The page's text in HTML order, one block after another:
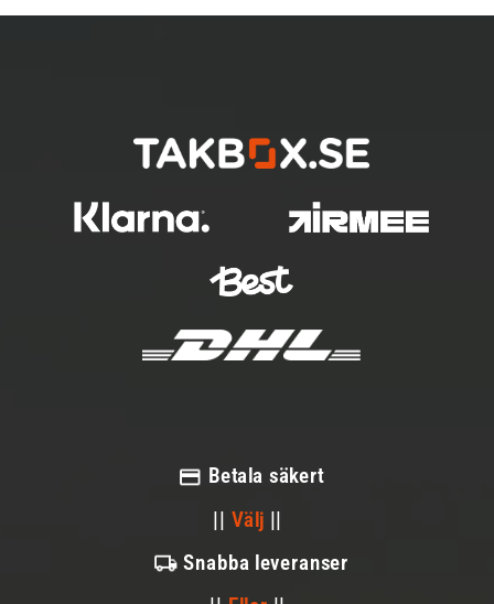
Betala säkert
|| Välj ||
Snabba leveranser